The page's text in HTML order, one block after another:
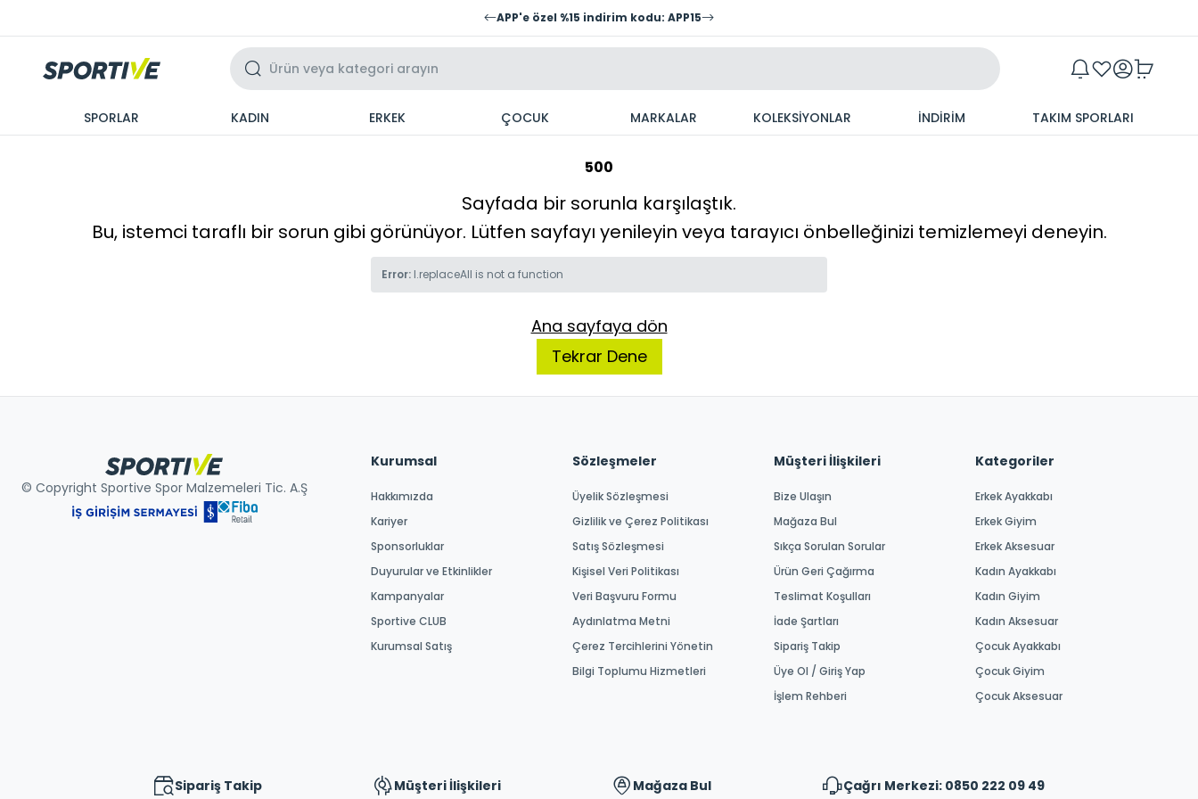
APP'e özel %15 indirim kodu: APP15
SPORLAR KADIN ERKEK ÇOCUK MARKALAR KOLEKSİYONLAR İNDİRİM TAKIM SPORLARI
500
Sayfada bir sorunla karşılaştık.
Bu, istemci taraflı bir sorun gibi görünüyor. Lütfen sayfayı yenileyin veya tarayıcı önbelleğinizi temizlemeyi deneyin.
Error: l.replaceAll is not a function
Ana sayfaya dön
Tekrar Dene
© Copyright Sportive Spor Malzemeleri Tic. A.Ş
Kurumsal
Hakkımızda
Kariyer
Sponsorluklar
Duyurular ve Etkinlikler
Kampanyalar
Sportive CLUB
Kurumsal Satış
Sözleşmeler
Üyelik Sözleşmesi
Gizlilik ve Çerez Politikası
Satış Sözleşmesi
Kişisel Veri Politikası
Veri Başvuru Formu
Aydınlatma Metni
Çerez Tercihlerini Yönetin
Bilgi Toplumu Hizmetleri
Müşteri İlişkileri
Bize Ulaşın
Mağaza Bul
Sıkça Sorulan Sorular
Ürün Geri Çağırma
Teslimat Koşulları
İade Şartları
Sipariş Takip
Üye Ol / Giriş Yap
İşlem Rehberi
Kategoriler
Erkek Ayakkabı
Erkek Giyim
Erkek Aksesuar
Kadın Ayakkabı
Kadın Giyim
Kadın Aksesuar
Çocuk Ayakkabı
Çocuk Giyim
Çocuk Aksesuar
Sipariş Takip Müşteri İlişkileri Mağaza Bul Çağrı Merkezi: 0850 222 09 49